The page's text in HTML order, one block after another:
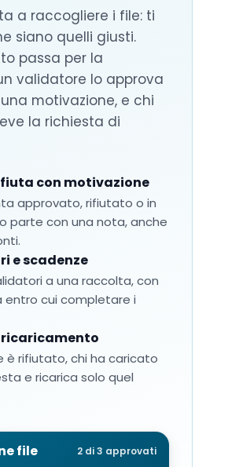
a raccogliere i file: ti
siano quelli giusti.
passa per la
validatore lo approva
motivazione, e chi
la richiesta di
con motivazione
approvato, rifiutato o in
parte con una nota, anche
e scadenze
a una raccolta, con
entro cui completare i
è rifiutato, chi ha caricato
e ricarica solo quel
file 2 di 3 approvati